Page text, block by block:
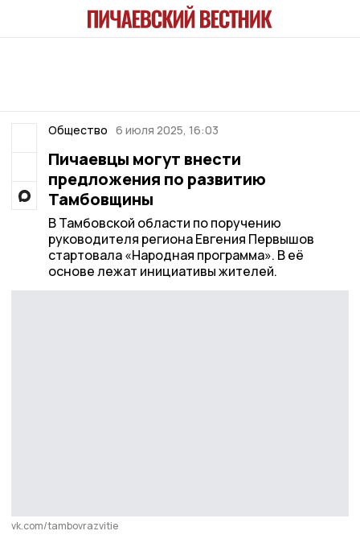
Общество 6 июля 2025, 16:03
Пичаевцы могут внести
предложения по развитию
Тамбовщины
В Тамбовской области по поручению
руководителя региона Евгения Первышов
стартовала «Народная программа». В её
основе лежат инициативы жителей.
vk.com/tambovrazvitie